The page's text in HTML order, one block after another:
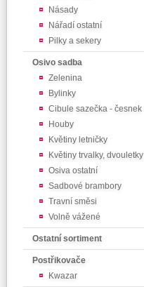
Násady
Nářadí ostatní
Pilky a sekery
Osivo sadba
Zelenina
Bylinky
Cibule sazečka - česnek
Houby
Květiny letničky
Květiny trvalky, dvouletky
Osiva ostatní
Sadbové brambory
Travní směsi
Volně vážené
Ostatní sortiment
Postřikovače
Kwazar